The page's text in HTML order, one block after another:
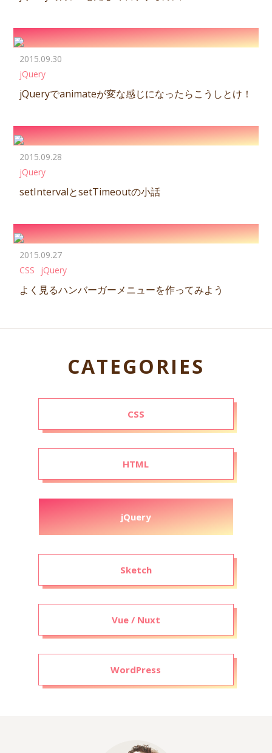
2015.09.30
jQuery
jQueryでanimateが変な感じになったらこうしとけ！
2015.09.28
jQuery
setIntervalとsetTimeoutの小話
2015.09.27
CSS
jQuery
よく見るハンバーガーメニューを作ってみよう
CATEGORIES
CSS
HTML
jQuery
Sketch
Vue / Nuxt
WordPress